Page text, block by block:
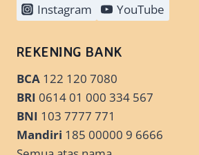
Instagram YouTube
REKENING BANK
BCA 122 120 7080
BRI 0614 01 000 334 567
BNI 103 7777 771
Mandiri 185 00000 9 6666